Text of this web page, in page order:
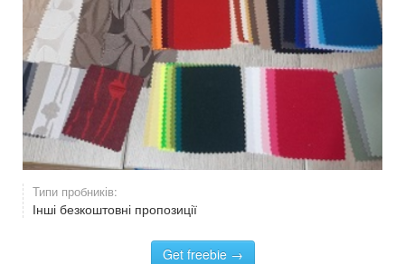
Типи пробників:
Інші безкоштовні пропозиції
Get freebie →